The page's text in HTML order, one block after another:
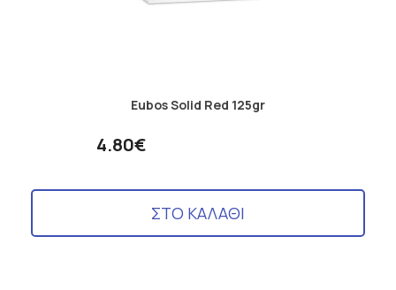
Eubos Solid Red 125gr
4.80€
ΣΤΟ ΚΑΛΑΘΙ